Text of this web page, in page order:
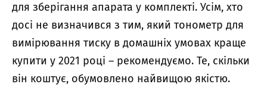
для зберігання апарата у комплекті. Усім, хто
досі не визначився з тим, який тонометр для
вимірювання тиску в домашніх умовах краще
купити у 2021 році – рекомендуємо. Те, скільки
він коштує, обумовлено найвищою якістю.